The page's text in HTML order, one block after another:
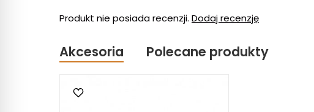
Produkt nie posiada recenzji. Dodaj recenzję
Akcesoria Polecane produkty